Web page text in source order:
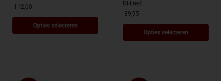
112,00
Opties selecteren
BH red
39,95
Opties selecteren